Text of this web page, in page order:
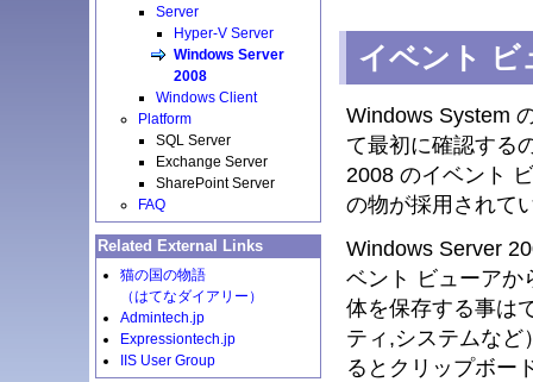
イベント ビ
Windows System
て最初に確認する
2008 のイベント
の物が採用されて
Windows Server
ベント ビューアか
体を保存する事は
ティ,システムなど
るとクリップボー
Server
Hyper-V Server
Windows Server
2008
Windows Client
Platform
SQL Server
Exchange Server
SharePoint Server
FAQ
Related External Links
猫の国の物語
（はてなダイアリー）
Admintech.jp
Expressiontech.jp
IIS User Group